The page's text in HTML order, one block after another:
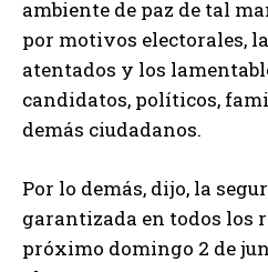
ambiente de paz de tal
por motivos electorales,
atentados y los
candidatos, políticos,
demás ciudadanos.
Por lo demás, dijo, la
garantizada en todos los
próximo domingo 2 de